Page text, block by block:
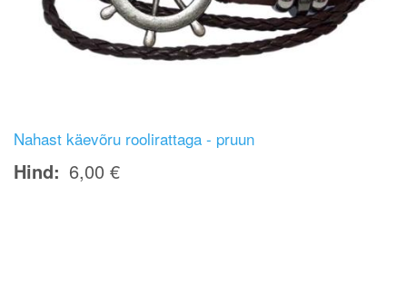
Nahast käevõru roolirattaga - pruun
Hind 6,00 €